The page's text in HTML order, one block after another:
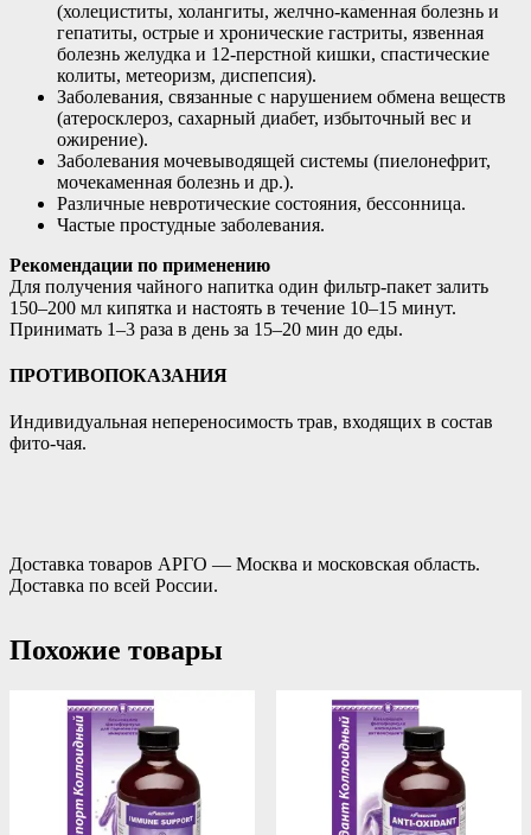
(холециститы, холангиты, желчно-каменная болезнь и
гепатиты, острые и хронические гастриты, язвенная
болезнь желудка и 12-перстной кишки, спастические
колиты, метеоризм, диспепсия).
Заболевания, связанные с нарушением обмена веществ
(атеросклероз, сахарный диабет, избыточный вес и
ожирение).
Заболевания мочевыводящей системы (пиелонефрит,
мочекаменная болезнь и др.).
Различные невротические состояния, бессонница.
Частые простудные заболевания.
Рекомендации по применению
Для получения чайного напитка один фильтр-пакет залить
150–200 мл кипятка и настоять в течение 10–15 минут.
Принимать 1–3 раза в день за 15–20 мин до еды.
ПРОТИВОПОКАЗАНИЯ
Индивидуальная непереносимость трав, входящих в состав
фито-чая.
Доставка товаров АРГО — Москва и московская область.
Доставка по всей России.
Похожие товары